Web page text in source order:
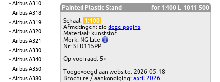
Airbus A310
Airbus A318
Airbus A319
Airbus A320
Airbus A321
Airbus A330
Airbus A340
Airbus A350
Airbus A380
Painted Plastic Stand
for 1:400 L-1011-500
Schaal: 1:400
Afmetingen: ziedeze pagina
Materiaal: kunststof
Merk: NG Lite
Nr: STD115PP
Op voorraad:5+
Toegevoegd aan website: 2026-05-18
Brochure / aankondiging:april 2026